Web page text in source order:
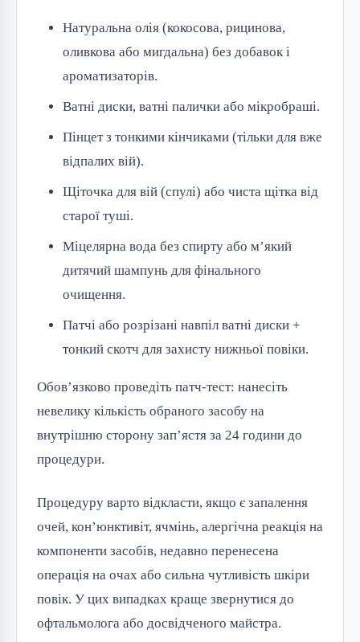
Натуральна олія (кокосова, рицинова,
оливкова або мигдальна) без добавок і
ароматизаторів.
Ватні диски, ватні палички або мікробраші.
Пінцет з тонкими кінчиками (тільки для вже
відпалих вій).
Щіточка для вій (спулі) або чиста щітка від
старої туші.
Міцелярна вода без спирту або м’який
дитячий шампунь для фінального
очищення.
Патчі або розрізані навпіл ватні диски +
тонкий скотч для захисту нижньої повіки.
Обов’язково проведіть патч-тест: нанесіть
невелику кількість обраного засобу на
внутрішню сторону зап’ястя за 24 години до
процедури.
Процедуру варто відкласти, якщо є запалення
очей, кон’юнктивіт, ячмінь, алергічна реакція на
компоненти засобів, недавно перенесена
операція на очах або сильна чутливість шкіри
повік. У цих випадках краще звернутися до
офтальмолога або досвідченого майстра.